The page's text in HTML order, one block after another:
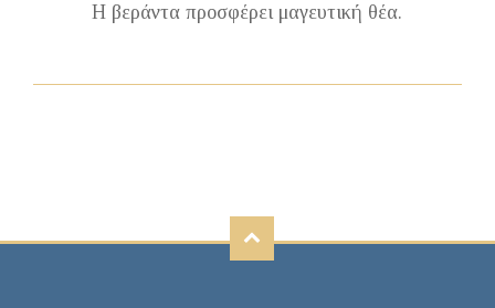
Η βεράντα προσφέρει μαγευτική θέα.